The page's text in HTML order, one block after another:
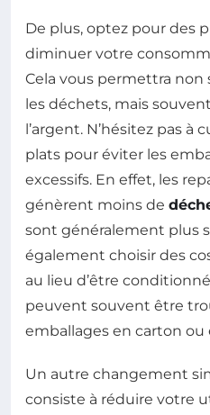
De plus, optez pour des
diminuer votre
Cela vous permettra
les déchets, mais
l’argent. N’hésitez pas à
plats pour éviter les
excessifs. En effet, les
génèrent moins de
sont généralement plus
également choisir des
au lieu d’être
peuvent souvent être
emballages en carton ou
Un autre changement
consiste à réduire votre